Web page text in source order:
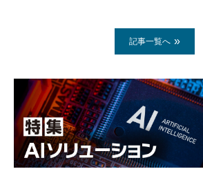
記事一覧へ